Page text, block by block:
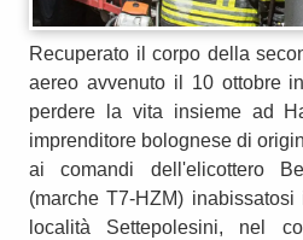
Recuperato il corpo della
aereo avvenuto il 10 ottobre
perdere la vita insieme ad
imprenditore bolognese di
ai comandi dell'elicottero
(marche T7-HZM)
località Settepolesini, nel